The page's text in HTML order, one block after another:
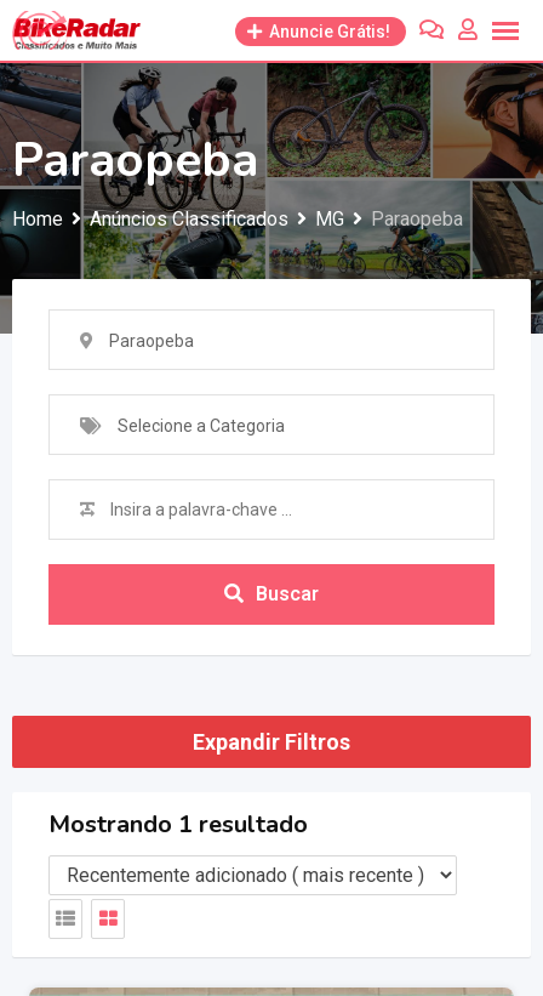
Anuncie Grátis!
Paraopeba
Home Anúncios Classificados MG Paraopeba
Paraopeba
Selecione a Categoria
Buscar
Expandir Filtros
Mostrando 1 resultado